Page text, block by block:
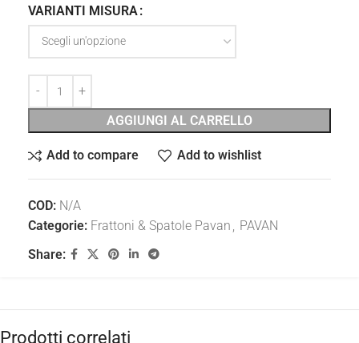
VARIANTI MISURA
AGGIUNGI AL CARRELLO
Add to compare Add to wishlist
COD: N/A
Categorie: Frattoni & Spatole Pavan , PAVAN
Share:
Prodotti correlati